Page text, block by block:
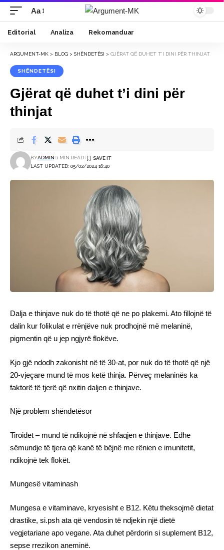
Font
Resizer
Aa
Editorial Analiza Rekomanduar
ARGUMENT-MK > BLOG > SHËNDETËSI > GJËRAT QË DUHET T’I DINI PËR THINJAT
SHËNDETËSI
Gjërat që duhet t’i dini për
thinjat
LAST UPDATED: 05/02/2024 16:40
BYADMIN 1 MIN READ
Dalja e thinjave nuk do të thotë që ne po plakemi. Ato fillojnë të
dalin kur folikulat e rrënjëve nuk prodhojnë më melaninë,
pigmentin që u jep ngjyrë flokëve.
Kjo gjë ndodh zakonisht në të 30-at, por nuk do të thotë që një
20-vjeçare mund të mos ketë thinja. Përveç melaninës ka
faktorë të tjerë që nxitin daljen e thinjave.
Një problem shëndetësor
Tiroidet – mund të ndikojnë në shfaqjen e thinjave. Edhe
sëmundje të tjera që kanë të bëjnë me rënien e imunitetit,
ndikojnë tek flokët.
Mungesë vitaminash
Mungesa e vitaminave, kryesisht e B12. Këtu theksojmë dietat
drastike, si.psh ata që vendosin të ndjekin një dietë
vegjetariane apo vegane. Ata duhet përdorin si suplement B12,
sepse rrezikon aneminë.